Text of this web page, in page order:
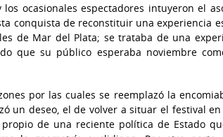
ocasionales espectadores intuyeron el
conquista de reconstituir una experiencia
de Mar del Plata; se trataba de una
que su público esperaba noviembre
por las cuales se reemplazó la
un deseo, el de volver a situar el festival
de una reciente política de Estado